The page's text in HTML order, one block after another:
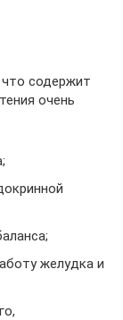
что содержит
очень
желудка и